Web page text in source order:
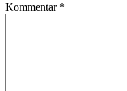
Kommentar *